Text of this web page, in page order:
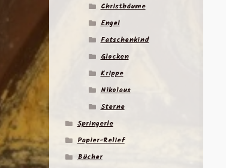
Christbäume
Engel
Fatschenkind
Glocken
Krippe
Nikolaus
Sterne
Springerle
Papier-Relief
Bücher